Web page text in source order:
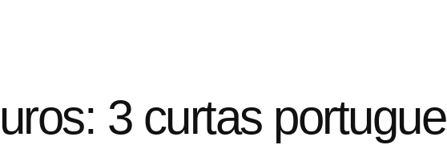
3 curtas